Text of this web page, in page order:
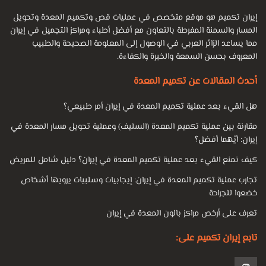
نواجهها لإجراء جراحة تكميم المعدة؟
هل يصل الشخص إلى الوزن المطلوب بعد الجراحة؟
بدانة
السمنة تعني التراكم الزائد للأنسجة الدهنية في أجزاء معينة من
مختلفة مثل المعدة والجانبين والوركين والصدر والذراعين ، إلخ.
اليوم ، أصبحت السمنة مرضًا ، بالإضافة إلى المشاكل الجسدية ،
يتسبب أحيانًا أيضًا في مشاكل عقلية وعاطفية لدى بعض الأشخاص.
إيران تكميم هو موقع متخصص في عمليات قص وتكميم المعدة وتحويل
المسار والسمنة المفرطة بالتعاون مع أفضل أطباء ومراكز التجميل في إيران
مما يساعد الزائر العربي في الوصول إلى المعلومة الصحيحة والطبيب
المعروف بحسن السمعة والخبرة والكفاءة.
أحدث المقالات عن تكميم المعدة
هل القيء بعد عملية تكميم المعدة في إيران أمر طبيعي؟
مقارنة بين عملية تكميم المعدة (السليف) وعملية تحويل مسار المعدة في
إيران: أيّهما أفضل؟
كيف نمنع القيء بعد عملية تكميم المعدة في إيران؟ دليل شامل للمريض
تجارب عملية تكميم المعدة في إيران: إيجابيات وسلبيات يرويها أشخاص
خضعوا للجراحة
تعرف على أرخص مراكز بالون المعدة في إيران
تابع إيران تكميم على: